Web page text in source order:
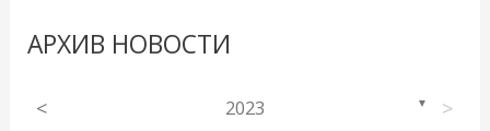
АРХИВ НОВОСТИ
< 2023 ▼ >